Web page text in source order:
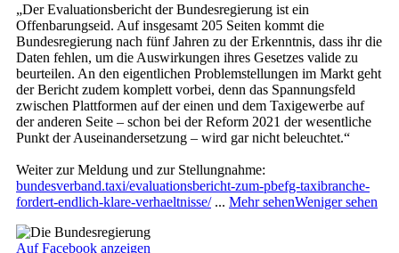
„Der Evaluationsbericht der Bundesregierung ist ein
Offenbarungseid. Auf insgesamt 205 Seiten kommt die
Bundesregierung nach fünf Jahren zu der Erkenntnis, dass ihr die
Daten fehlen, um die Auswirkungen ihres Gesetzes valide zu
beurteilen. An den eigentlichen Problemstellungen im Markt geht
der Bericht zudem komplett vorbei, denn das Spannungsfeld
zwischen Plattformen auf der einen und dem Taxigewerbe auf
der anderen Seite – schon bei der Reform 2021 der wesentliche
Punkt der Auseinandersetzung – wird gar nicht beleuchtet.“
Weiter zur Meldung und zur Stellungnahme:
bundesverband.taxi/evaluationsbericht-zum-pbefg-taxibranche-
fordert-endlich-klare-verhaeltnisse/ ... Mehr sehenWeniger sehen
Auf Facebook anzeigen